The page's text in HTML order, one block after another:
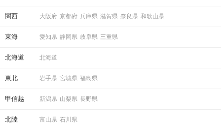
関西 大阪府 京都府 兵庫県 滋賀県 奈良県 和歌山県
東海 愛知県 静岡県 岐阜県 三重県
北海道 北海道
東北 岩手県 宮城県 福島県
甲信越 新潟県 山梨県 長野県
北陸 富山県 石川県